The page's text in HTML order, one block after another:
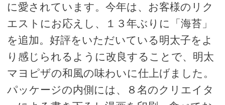
に愛されています。今年は、お客様のリク
エストにお応えし、１３年ぶりに「海苔」
を追加。好評をいただいている明太子をよ
り感じられるように改良することで、明太
マヨピザの和風の味わいに仕上げました。
パッケージの内側には、８名のクリエイタ